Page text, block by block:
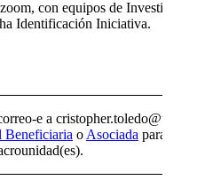
con equipos de Investigación
Identificación Iniciativa.
e a
Beneficiaria o Asociada para firma